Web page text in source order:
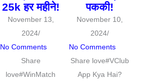
25k हर महीने!
November 13,
2024/
No Comments
Share
love#WinMatch
पककी!
November 10,
2024/
No Comments
Share love#VClub
App Kya Hai?